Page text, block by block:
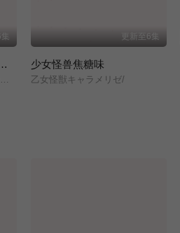
士凭借游戏知识大开无双
更新至6集
少女怪兽焦糖味
乙女怪獣キャラメリゼ/